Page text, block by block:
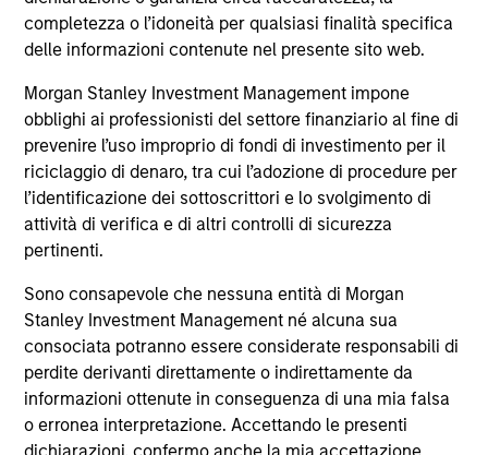
completezza o l’idoneità per qualsiasi finalità specifica
delle informazioni contenute nel presente sito web.
Morgan Stanley Investment Management impone
obblighi ai professionisti del settore finanziario al fine di
prevenire l’uso improprio di fondi di investimento per il
riciclaggio di denaro, tra cui l’adozione di procedure per
l’identificazione dei sottoscrittori e lo svolgimento di
attività di verifica e di altri controlli di sicurezza
pertinenti.
Sono consapevole che nessuna entità di Morgan
Stanley Investment Management né alcuna sua
consociata potranno essere considerate responsabili di
perdite derivanti direttamente o indirettamente da
informazioni ottenute in conseguenza di una mia falsa
o erronea interpretazione. Accettando le presenti
all’emissione e al rimborso delle azioni. La fonte di tutti i
dati relativi alle performance e agli indici è Morgan Stanley
Investment Management Limited (“MSIM Ltd”).
Il valore degli investimenti e i proventi da essi derivanti
possono aumentare come diminuire e un investitore può
non
recuperare l'importo investito.
I dati di performance per i comparti con track record
inferiore a un anno non sono illustrati. Le performance sono
calcolate al netto delle commissioni. I dati di performance
da inizio anno non sono annualizzati. Le performance di
altre classi di azioni, se disponibili, potrebbero essere
diverse. Prima di investire si consiglia di valutare
attentamente gli obiettivi d’investimento, i rischi, le
commissioni e le spese del comparto.
Il ricorso alla leva aumenta i rischi: una variazione
relativamente contenuta nel valore di un investimento può
determinare una variazione molto più elevata, sia in senso